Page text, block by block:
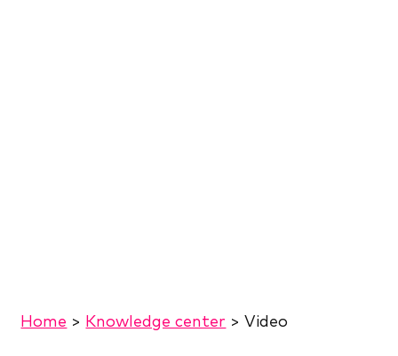
Home > Knowledge center >Video